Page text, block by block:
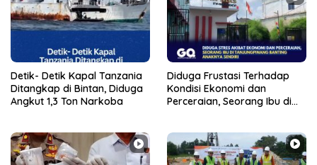
Detik- Detik Kapal Tanzania
Ditangkap di Bintan, Diduga
Angkut 1,3 Ton Narkoba
Diduga Frustasi Terhadap
Kondisi Ekonomi dan
Perceraian, Seorang Ibu di